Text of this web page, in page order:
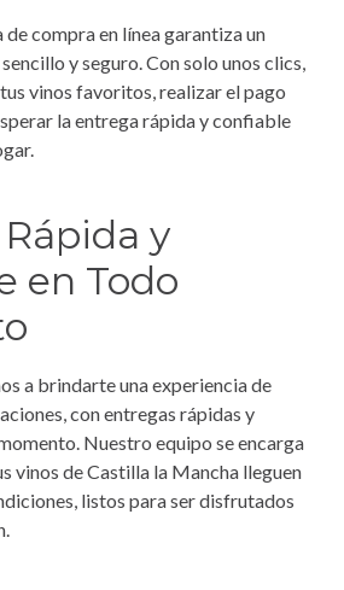
compra en línea garantiza un
y seguro. Con solo unos clics,
vinos favoritos, realizar el pago
la entrega rápida y confiable
y
en Todo
a brindarte una experiencia de
con entregas rápidas y
Nuestro equipo se encarga
vinos de Castilla la Mancha lleguen
listos para ser disfrutados